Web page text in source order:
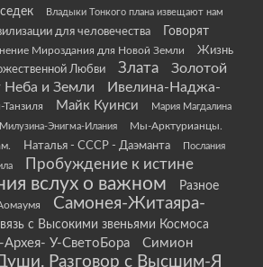
Владыки Тонкого плана извещают нам
для человечества
Говорят
Мироздания для Новой Земли
Жизнь
Любви
Злата
Золотой
Неба и Земли
Ивелина-Наджа-
Танзиля Майк Куинси Мария Магдалина
Милузина-Энигма-Илания
Мы-Арктурианцы.
Наталья - СССР - Даэманта
Послания
Пробуждение к истине
вслух о важном Разное
Самонея-Житаяра-
с Высокими звеньями Космоса
У-СветоБора Симион
Разговор с Высшим-Я